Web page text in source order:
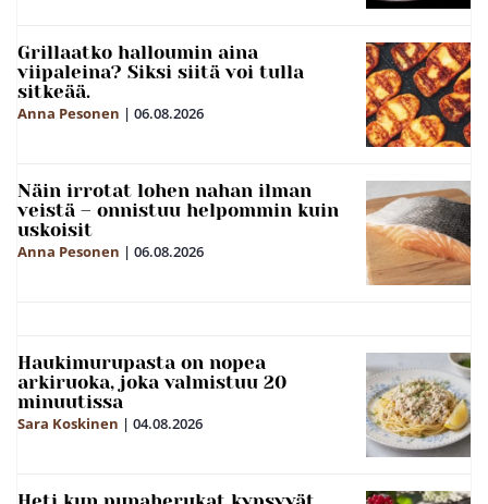
Grillaatko halloumin aina
viipaleina? Siksi siitä voi tulla
sitkeää.
Anna Pesonen | 06.08.2026
Näin irrotat lohen nahan ilman
veistä – onnistuu helpommin kuin
uskoisit
Anna Pesonen | 06.08.2026
Haukimurupasta on nopea
arkiruoka, joka valmistuu 20
minuutissa
Sara Koskinen | 04.08.2026